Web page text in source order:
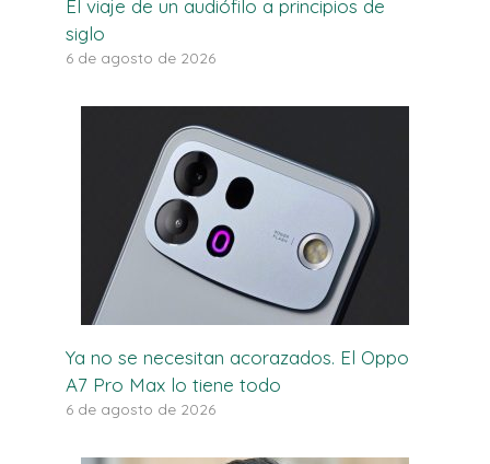
El viaje de un audiófilo a principios de
siglo
6 de agosto de 2026
Ya no se necesitan acorazados. El Oppo
A7 Pro Max lo tiene todo
6 de agosto de 2026